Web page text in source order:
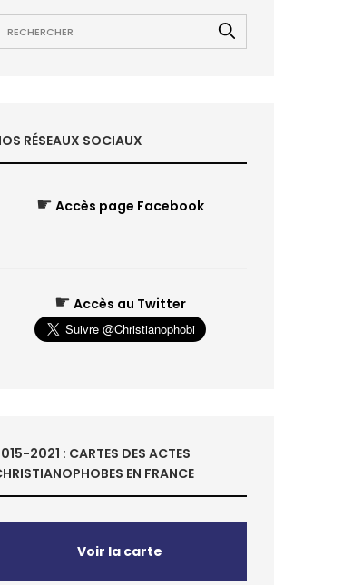
RÉSEAUX SOCIAUX
☛ Accès page Facebook
☛ Accès au Twitter
2021 : CARTES DES ACTES
EN FRANCE
Voir la carte